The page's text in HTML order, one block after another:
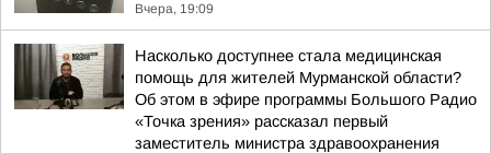
Вчера, 19:09
Насколько доступнее стала медицинская
помощь для жителей Мурманской области?
Об этом в эфире программы Большого Радио
«Точка зрения» рассказал первый
заместитель министра здравоохранения